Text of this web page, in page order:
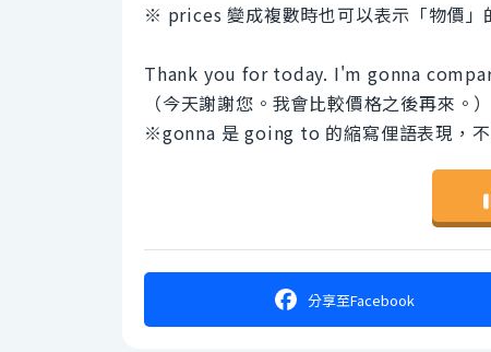
※ prices 變成複數時也可以表示「物價」
Thank you for today. I'm gonna
（今天謝謝您。我會比較價格之後再來。）
※gonna 是 going to 的縮寫俚語表現，不
分享至Facebook